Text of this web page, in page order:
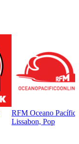
RFM Oceano
Lissabon, Pop